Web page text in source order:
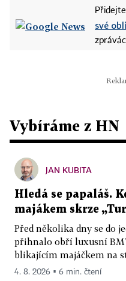
své
Vybíráme z HN
JAN KUBITA
Hledá se papaláš.
majákem skrze
Před několika dny se do
přihnalo obří luxusní
blikajícím majáčkem na
4. 8. 2026 ▪ 6 min. čtení